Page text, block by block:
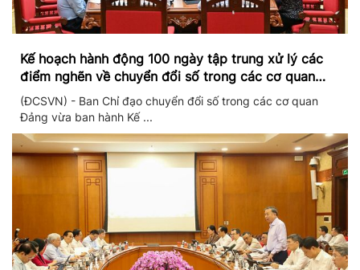
Kế hoạch hành động 100 ngày tập trung xử lý các
điểm nghẽn về chuyển đổi số trong các cơ quan
Đảng
(ĐCSVN) - Ban Chỉ đạo chuyển đổi số trong các cơ quan
Đảng vừa ban hành Kế ...